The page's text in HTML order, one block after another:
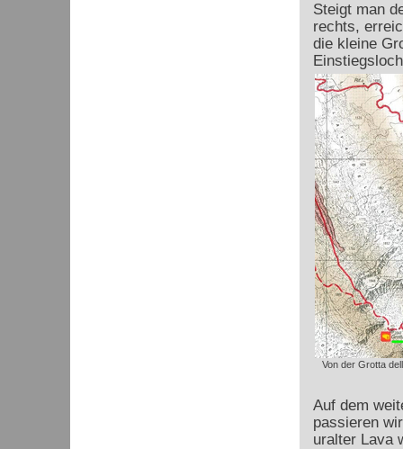
Steigt man
rechts,
die kleine
Von der Grotta
Auf dem
passieren
uralter Lava